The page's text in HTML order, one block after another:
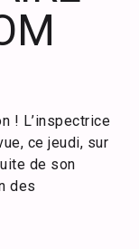
! L’inspectrice
ce jeudi, sur
de son
des